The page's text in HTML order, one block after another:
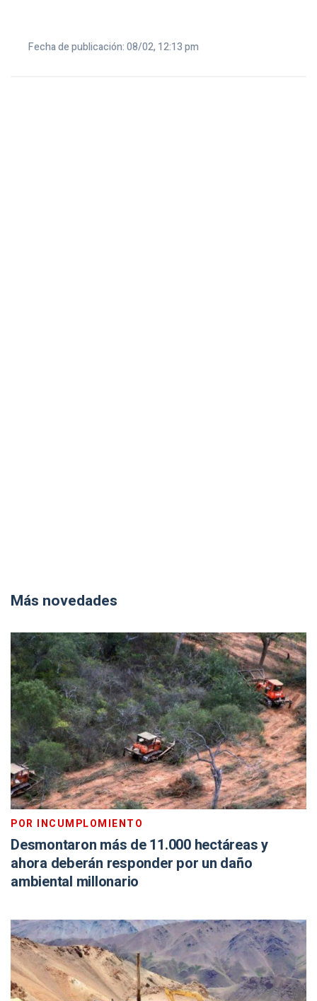
Fecha de publicación: 08/02, 12:13 pm
Más novedades
POR INCUMPLOMIENTO
Desmontaron más de 11.000 hectáreas y
ahora deberán responder por un daño
ambiental millonario